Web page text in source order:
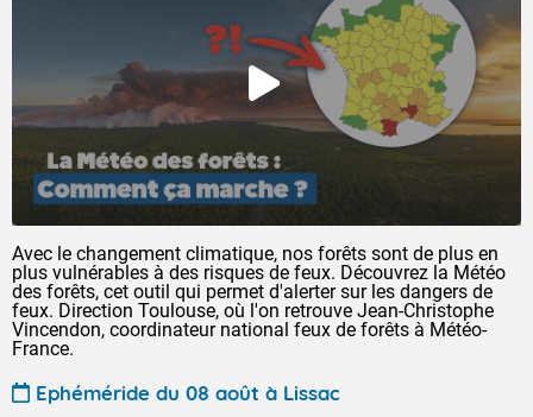
Avec le changement climatique, nos forêts sont de plus en
plus vulnérables à des risques de feux. Découvrez la Météo
des forêts, cet outil qui permet d'alerter sur les dangers de
feux. Direction Toulouse, où l'on retrouve Jean-Christophe
Vincendon, coordinateur national feux de forêts à Météo-
France.
Ephéméride du 08 août à Lissac